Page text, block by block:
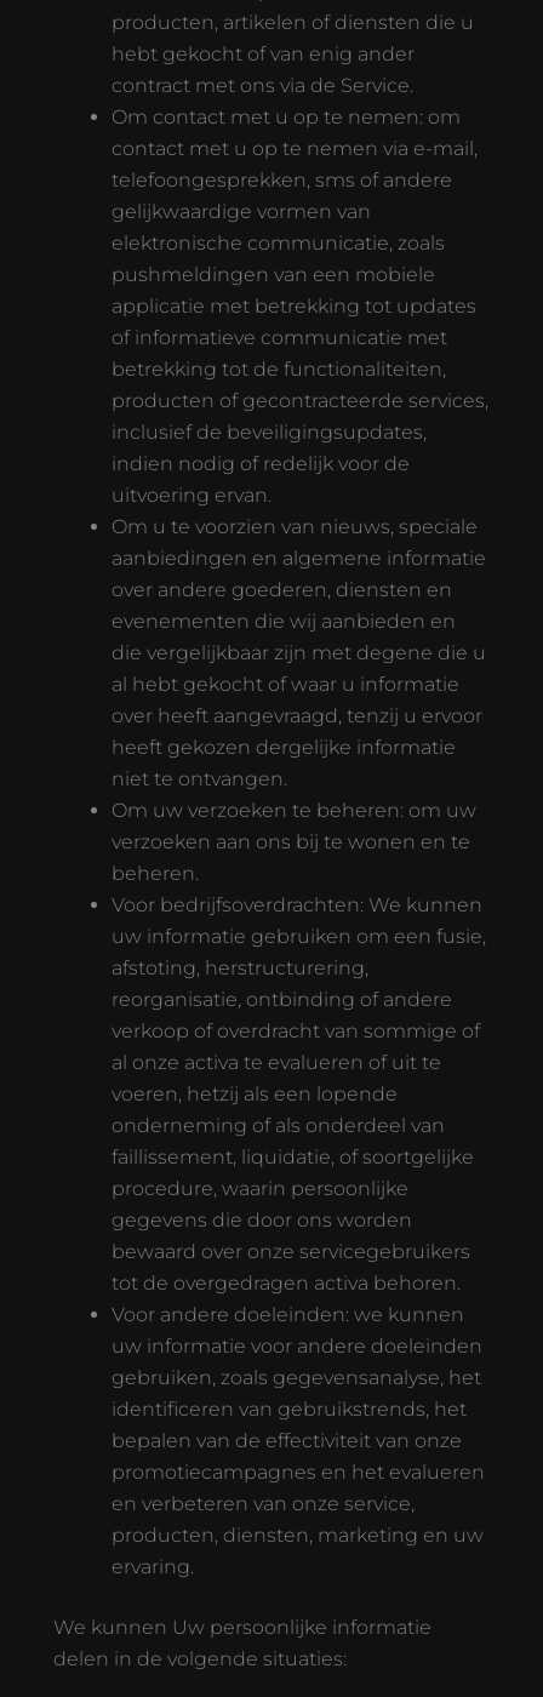
producten, artikelen of diensten die u
hebt gekocht of van enig ander
contract met ons via de Service.
Om contact met u op te nemen: om
contact met u op te nemen via e-mail,
telefoongesprekken, sms of andere
gelijkwaardige vormen van
elektronische communicatie, zoals
pushmeldingen van een mobiele
applicatie met betrekking tot updates
of informatieve communicatie met
betrekking tot de functionaliteiten,
producten of gecontracteerde services,
inclusief de beveiligingsupdates,
indien nodig of redelijk voor de
uitvoering ervan.
Om u te voorzien van nieuws, speciale
aanbiedingen en algemene informatie
over andere goederen, diensten en
evenementen die wij aanbieden en
die vergelijkbaar zijn met degene die u
al hebt gekocht of waar u informatie
over heeft aangevraagd, tenzij u ervoor
heeft gekozen dergelijke informatie
niet te ontvangen.
Om uw verzoeken te beheren: om uw
verzoeken aan ons bij te wonen en te
beheren.
Voor bedrijfsoverdrachten: We kunnen
uw informatie gebruiken om een fusie,
afstoting, herstructurering,
reorganisatie, ontbinding of andere
verkoop of overdracht van sommige of
al onze activa te evalueren of uit te
voeren, hetzij als een lopende
onderneming of als onderdeel van
faillissement, liquidatie, of soortgelijke
procedure, waarin persoonlijke
gegevens die door ons worden
bewaard over onze servicegebruikers
tot de overgedragen activa behoren.
Voor andere doeleinden: we kunnen
uw informatie voor andere doeleinden
gebruiken, zoals gegevensanalyse, het
identificeren van gebruikstrends, het
bepalen van de effectiviteit van onze
promotiecampagnes en het evalueren
en verbeteren van onze service,
producten, diensten, marketing en uw
ervaring.
We kunnen Uw persoonlijke informatie
delen in de volgende situaties: